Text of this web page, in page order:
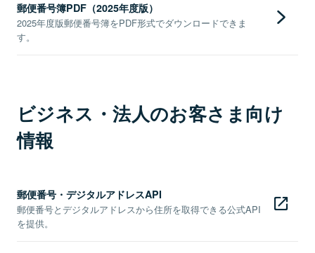
郵便番号簿PDF（2025年度版）
2025年度版郵便番号簿をPDF形式でダウンロードできま
す。
ビジネス・法人のお客さま向け
情報
郵便番号・デジタルアドレスAPI
郵便番号とデジタルアドレスから住所を取得できる公式API
を提供。